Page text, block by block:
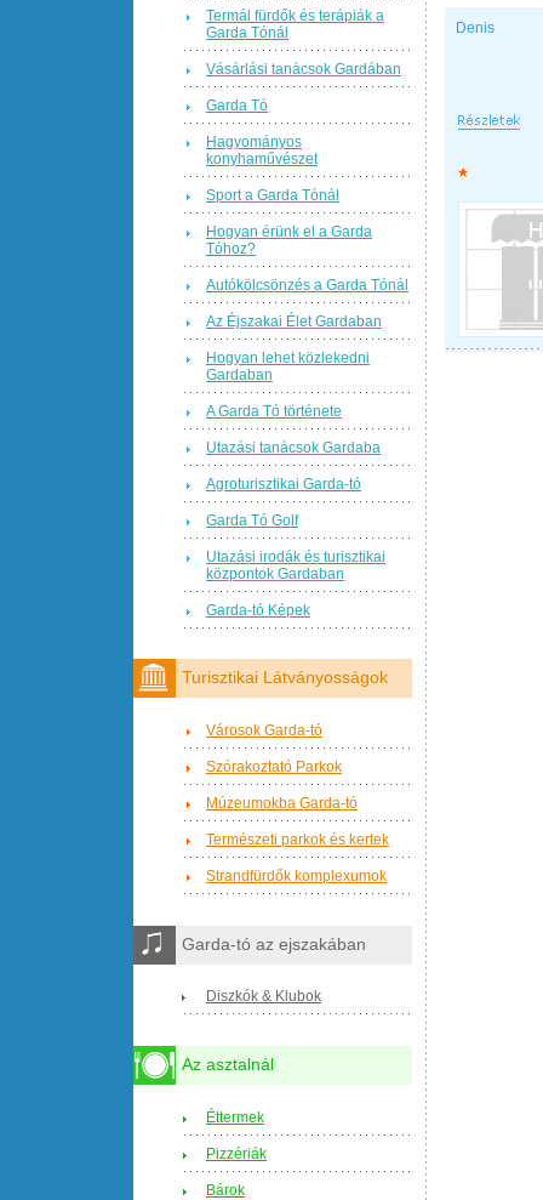
Denis
Termál fürdők és terápiák a
Garda Tónál
Vásárlási tanácsok Gardában
Garda Tó
Hagyományos
konyhaművészet
Sport a Garda Tónál
Hogyan érünk el a Garda
Tóhoz?
Autókölcsönzés a Garda Tónál
Az Éjszakai Élet Gardaban
Hogyan lehet közlekedni
Gardaban
A Garda Tó története
Utazási tanácsok Gardaba
Agroturisztikai Garda-tó
Garda Tó Golf
Utazási irodák és turisztikai
központok Gardaban
Garda-tó Képek
Turisztikai Látványosságok
Városok Garda-tó
Szórakoztató Parkok
Múzeumokba Garda-tó
Természeti parkok és kertek
Strandfürdők komplexumok
Garda-tó az ejszakában
Diszkók & Klubok
Az asztalnál
Éttermek
Pizzériák
Bárok